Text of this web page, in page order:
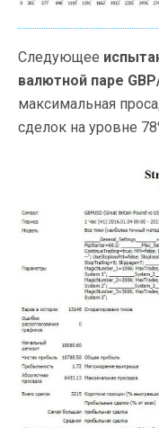
Следующее
валютной паре
максимальная
сделок на уровне